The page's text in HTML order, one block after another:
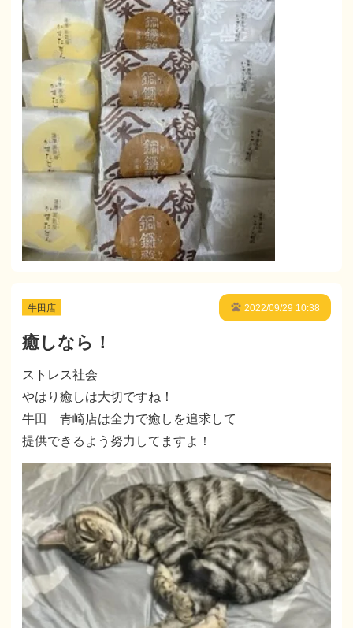
牛田店 2022/09/29 10:38
癒しなら！
ストレス社会
やはり癒しは大切ですね！
牛田 青崎店は全力で癒しを追求して
提供できるよう努力してますよ！